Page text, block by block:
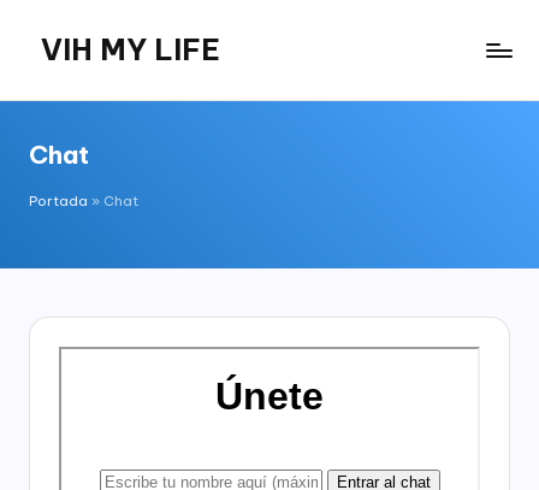
Saltar
contenido
VIH MY LIFE
Chat
Portada » Chat